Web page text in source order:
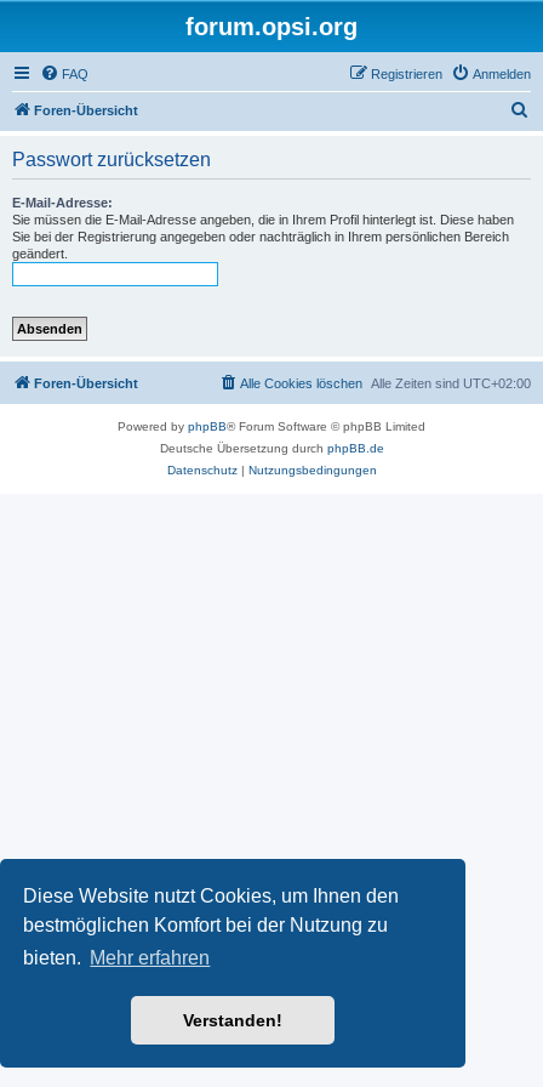
Diese Website nutzt Cookies, um Ihnen den
bestmöglichen Komfort bei der Nutzung zu
bieten. Mehr erfahren
Verstanden!
forum.opsi.org
FAQ Anmelden
Registrieren
Foren-Übersicht
Passwort zurücksetzen
E-Mail-Adresse:
Sie müssen die E-Mail-Adresse angeben, die in Ihrem Profil hinterlegt ist. Diese haben
Sie bei der Registrierung angegeben oder nachträglich in Ihrem persönlichen Bereich
geändert.
Foren-Übersicht Alle Zeiten sind UTC+02:00
Alle Cookies löschen
Powered by phpBB® Forum Software © phpBB Limited
Deutsche Übersetzung durch phpBB.de
Datenschutz| Nutzungsbedingungen